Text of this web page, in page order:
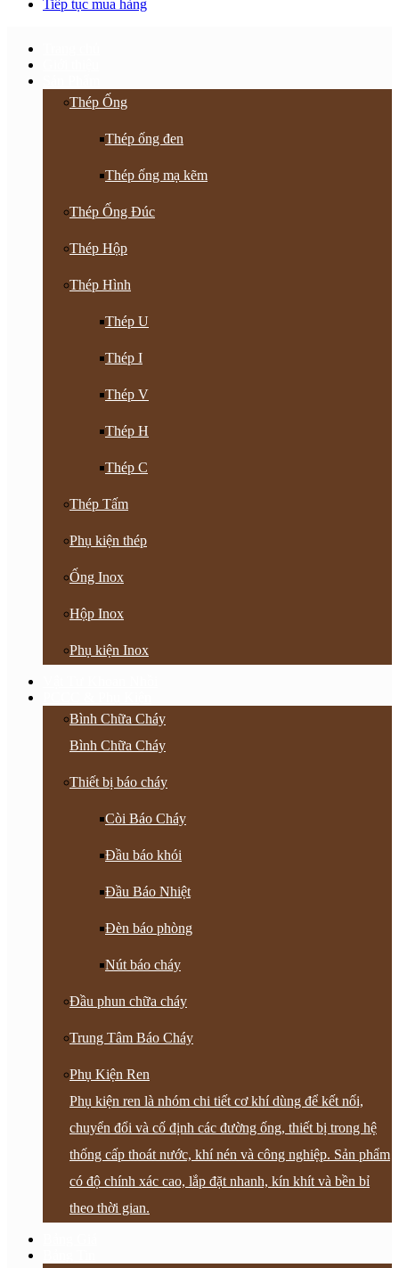
Tiếp tục mua hàng
Thép Ống
Thép ống đen
Thép ống mạ kẽm
Thép Ống Đúc
Thép Hộp
Thép Hình
Thép U
Thép I
Thép V
Thép H
Thép C
Thép Tấm
Phụ kiện thép
Ống Inox
Hộp Inox
Phụ kiện Inox
Bình Chữa Cháy
Bình Chữa Cháy
Thiết bị báo cháy
Còi Báo Cháy
Đầu báo khói
Đầu Báo Nhiệt
Đèn báo phòng
Nút báo cháy
Đầu phun chữa cháy
Trung Tâm Báo Cháy
Phụ Kiện Ren
Phụ kiện ren là nhóm chi tiết cơ khí dùng để kết nối,
chuyển đổi và cố định các đường ống, thiết bị trong hệ
thống cấp thoát nước, khí nén và công nghiệp. Sản phẩm
có độ chính xác cao, lắp đặt nhanh, kín khít và bền bỉ
theo thời gian.